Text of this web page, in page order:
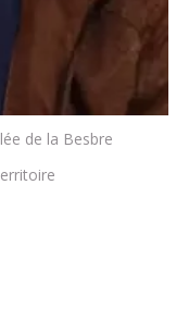
de la Besbre